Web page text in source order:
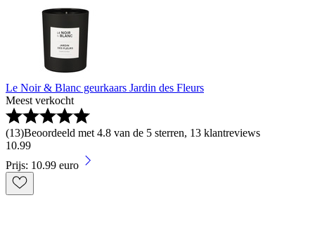
Le Noir & Blanc geurkaars Jardin des Fleurs
Meest verkocht
(13)Beoordeeld met 4.8 van de 5 sterren, 13 klantreviews
10.99
Prijs: 10.99 euro